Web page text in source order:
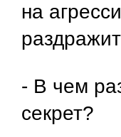
на
- В чем
секрет?